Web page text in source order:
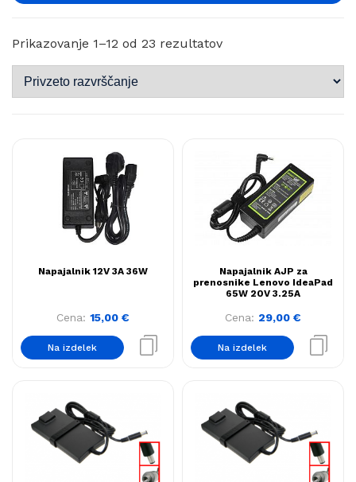
Prikazovanje 1–12 od 23 rezultatov
Napajalnik 12V 3A 36W
Cena: 15,00 €
Na izdelek
Napajalnik AJP za
prenosnike Lenovo IdeaPad
65W 20V 3.25A
Cena: 29,00 €
Na izdelek